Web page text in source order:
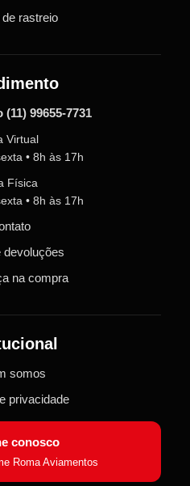
rastreio
(11) 99655-7731
Virtual
• 8h às 17h
Física
• 8h às 17h
devoluções
na compra
somos
privacidade
conosco
Roma Aviamentos